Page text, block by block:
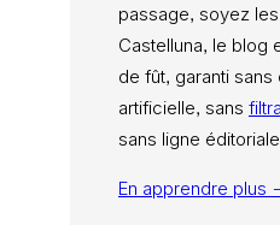
passage, soyez
Castelluna, le blog
de fût, garanti sans
artificielle, sans
sans ligne
En apprendre plus